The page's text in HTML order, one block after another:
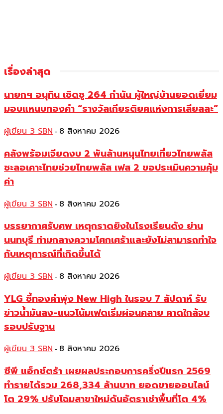
เรื่องล่าสุด
นายกฯ อนุทิน เชิดชู 264 กำนัน ผู้ใหญ่บ้านยอดเยี่ยม
มอบแหนบทองคำ “รางวัลเกียรติยศแห่งการเสียสละ”
ผู้เขียน 3 SBN - 8 สิงหาคม 2026
คลังพร้อมเจียดงบ 2 พันล้านหนุนไทยเที่ยวไทยพลัส
ชะลอเคาะไทยช่วยไทยพลัส เฟส 2 ขอประเมินความคุ้ม
ค่า
ผู้เขียน 3 SBN - 8 สิงหาคม 2026
บรรยากาศรับศพ เหตุกราดยิงในโรงเรียนดัง ย่าน
นนทบุรี ท่ามกลางความโศกเศร้าและยังไม่สามารถทำใจ
กับเหตุการณ์ที่เกิดขึ้นได้
ผู้เขียน 3 SBN - 8 สิงหาคม 2026
YLG ชี้ทองคำพุ่ง New High ในรอบ 7 สัปดาห์ รับ
ข่าวน้ำมันลง-แนวโน้มเฟดเริ่มผ่อนคลาย คาดใกล้จบ
รอบปรับฐาน
ผู้เขียน 3 SBN - 8 สิงหาคม 2026
ซีพี แอ็กซ์ตร้า เผยผลประกอบการครึ่งปีแรก 2569
ทำรายได้รวม 268,334 ล้านบาท ยอดขายออนไลน์
โต 29% ปรับโฉมสาขาใหม่ดันอัตราเช่าพื้นที่โต 4%